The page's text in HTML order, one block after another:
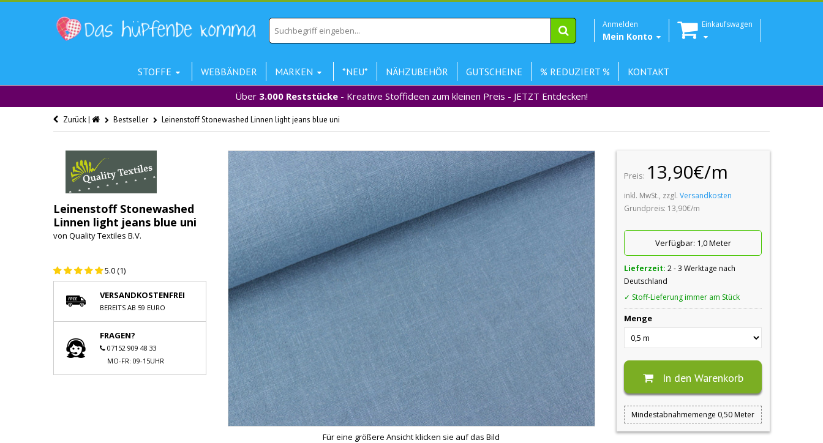
Anmelden
Mein Konto
Einkaufswagen
STOFFE WEBBÄNDER MARKEN *NEU* NÄHZUBEHÖR GUTSCHEINE % REDUZIERT %
KONTAKT
Über 3.000 Reststücke - Kreative Stoffideen zum kleinen Preis - JETZT Entdecken!
Zurück | Bestseller Leinenstoff Stonewashed Linnen light jeans blue uni
Leinenstoff Stonewashed
Linnen light jeans blue uni
von Quality Textiles B.V.
5.0 (1)
VERSANDKOSTENFREI
BEREITS AB 59 EURO
FRAGEN?
07152 909 48 33
MO-FR: 09-15UHR
Für eine größere Ansicht klicken sie auf das Bild
Preis: 13,90€/m
inkl. MwSt., zzgl.Versandkosten
Grundpreis: 13,90€/m
Verfügbar: 1,0 Meter
Lieferzeit:2 - 3 Werktage nach
Deutschland
✓ Stoff-Lieferung immer am Stück
Menge
In den Warenkorb
Mindestabnahmemenge 0,50 Meter